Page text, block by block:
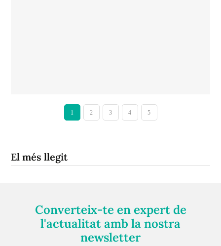
1 2 3 4 5
El més llegit
Converteix-te en expert de
l'actualitat amb la nostra
newsletter